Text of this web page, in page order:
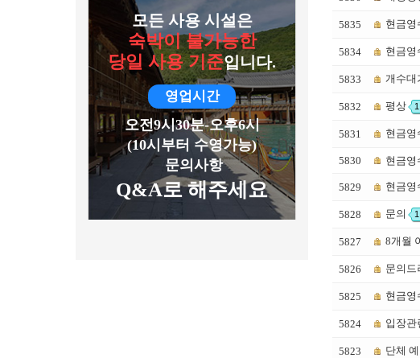
모든 사용 시설은
숙박이 불가능한
당일 사용 기준입니다.
영업시간
오전9시30분-오후6시
(10시부터 수영가능)
문의사항
Q&A로 해주세요
5835 현금영
5834 현금영
5833 개수대
5832 평상 1
5831 현금영
5830 현금영
5829 현금영
5828 문의 1
5827 8개월
5826 문의드
5825 현금영
5824 입장관
5823 단체